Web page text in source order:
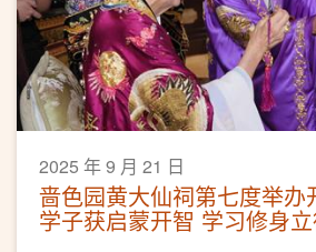
2025 年 9 月 21 日
啬色园黄大仙祠第七度举办
学子获启蒙开智 学习修身